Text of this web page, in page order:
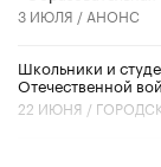
3 ИЮЛЯ / АНОНС
Школьники и
Отечественной
22 ИЮНЯ /